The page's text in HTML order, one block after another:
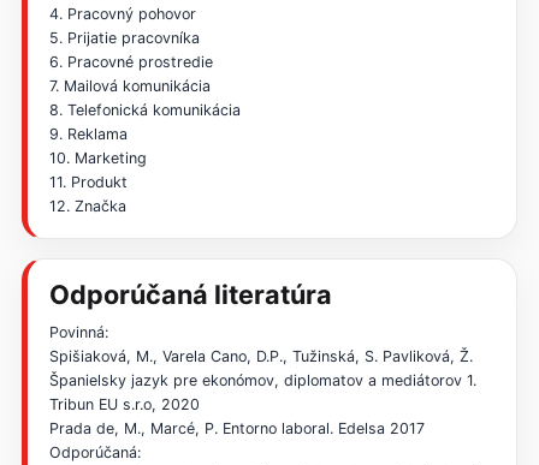
4. Pracovný pohovor
5. Prijatie pracovníka
6. Pracovné prostredie
7. Mailová komunikácia
8. Telefonická komunikácia
9. Reklama
10. Marketing
11. Produkt
12. Značka
Odporúčaná literatúra
Povinná:
Spišiaková, M., Varela Cano, D.P., Tužinská, S. Pavliková, Ž.
Španielsky jazyk pre ekonómov, diplomatov a mediátorov 1.
Tribun EU s.r.o, 2020
Prada de, M., Marcé, P. Entorno laboral. Edelsa 2017
Odporúčaná: